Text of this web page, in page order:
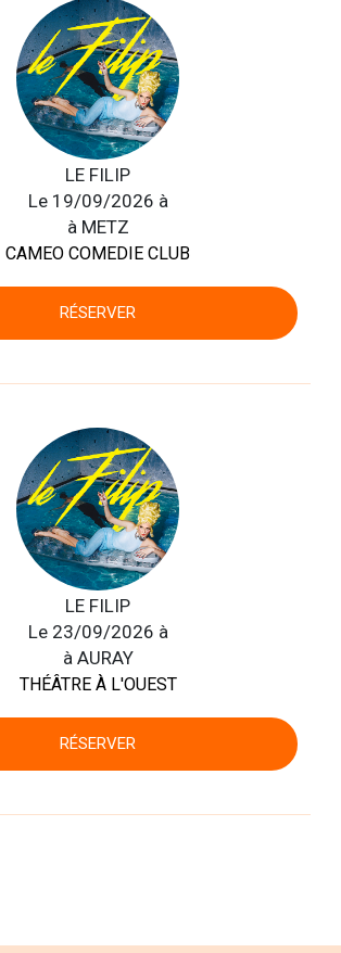
LE FILIP
Le 19/09/2026 à
à METZ
CAMEO COMEDIE CLUB
RÉSERVER
LE FILIP
Le 23/09/2026 à
à AURAY
THÉÂTRE À L'OUEST
RÉSERVER